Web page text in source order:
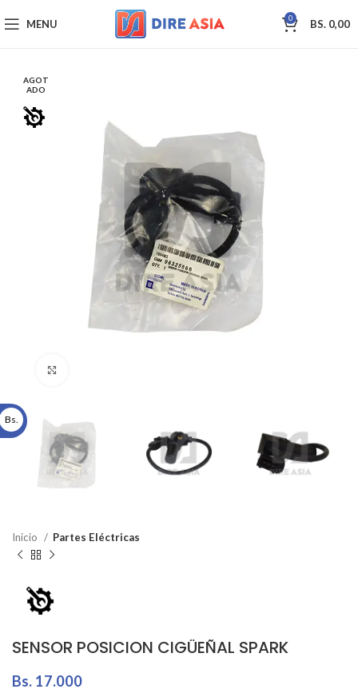
MENU 0 BS. 0,00
AGOT
ADO
Inicio Partes Eléctricas
SENSOR POSICION CIGÜEÑAL SPARK
Bs. 17.000
Bs.